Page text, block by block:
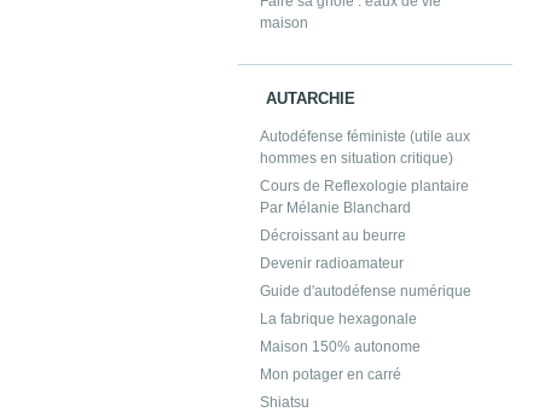
maison
AUTARCHIE
Autodéfense féministe (utile aux
hommes en situation critique)
Cours de Reflexologie plantaire
Par Mélanie Blanchard
Décroissant au beurre
Devenir radioamateur
Guide d'autodéfense numérique
La fabrique hexagonale
Maison 150% autonome
Mon potager en carré
Shiatsu